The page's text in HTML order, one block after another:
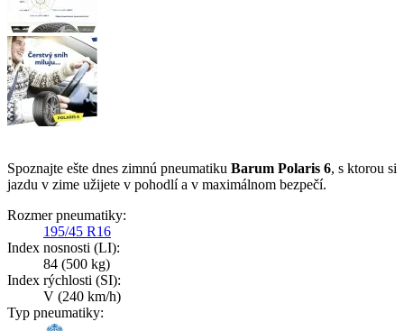
Spoznajte ešte dnes zimnú pneumatiku Barum Polaris 6, s ktorou si
jazdu v zime užijete v pohodlí a v maximálnom bezpečí.
Rozmer pneumatiky:
195/45 R16
Index nosnosti (LI):
84 (500 kg)
Index rýchlosti (SI):
V (240 km/h)
Typ pneumatiky: